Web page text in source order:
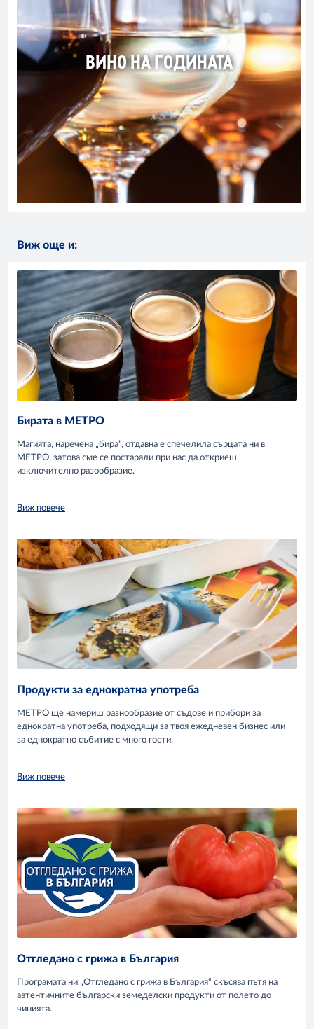
ВИНО НА ГОДИНАТА
Виж още и:
Бирата в МЕТРО
Магията, наречена „бира“, отдавна е спечелила сърцата ни в
МЕТРО, затова сме се постарали при нас да откриеш
изключително разообразие.
Виж повече
Продукти за еднократна употреба
МЕТРО ще намериш разнообразие от съдове и прибори за
еднократна употреба, подходящи за твоя ежедневен бизнес или
за еднократно събитие с много гости.
Виж повече
Отгледано с грижа в България
Програмата ни „Отгледано с грижа в България“ скъсява пътя на
автентичните български земеделски продукти от полето до
чинията.